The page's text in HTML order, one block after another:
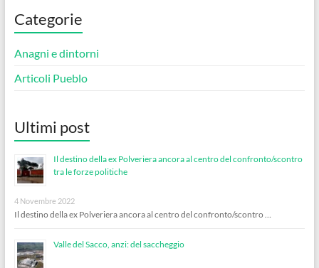
Categorie
Anagni e dintorni
Articoli Pueblo
Ultimi post
Il destino della ex Polveriera ancora al centro del confronto/scontro
tra le forze politiche
4 Novembre 2022
Il destino della ex Polveriera ancora al centro del confronto/scontro …
Valle del Sacco, anzi: del saccheggio